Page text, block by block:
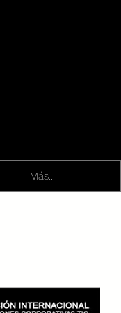
Más...